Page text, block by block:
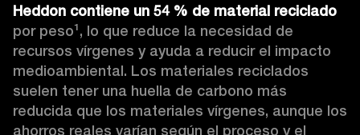
por peso¹, lo que reduce la necesidad de
recursos vírgenes y ayuda a reducir el impacto
medioambiental. Los materiales reciclados
suelen tener una huella de carbono más
reducida que los materiales vírgenes, aunque los
ahorros reales varían según el proceso y el